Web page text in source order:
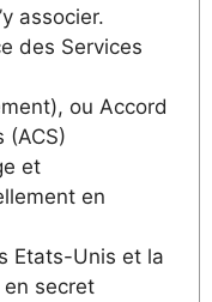
associer.
des Services
ou Accord
(ACS)
et
en
Etats-Unis et la
secret